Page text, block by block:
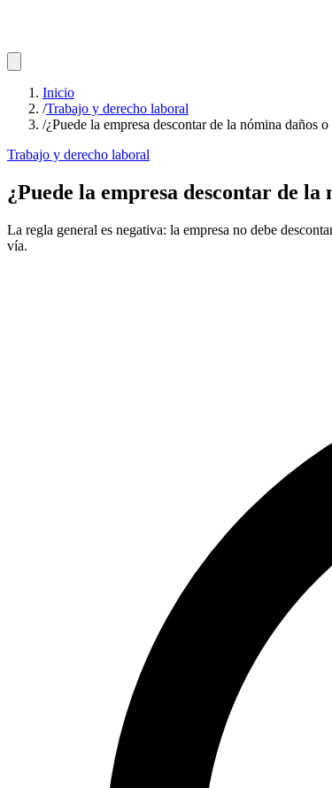
Inicio
/Trabajo y derecho laboral
/¿Puede la empresa descontar de la nómina daños o
Trabajo y derecho laboral
¿Puede la empresa descontar de la
La regla general es negativa: la empresa no debe
vía.